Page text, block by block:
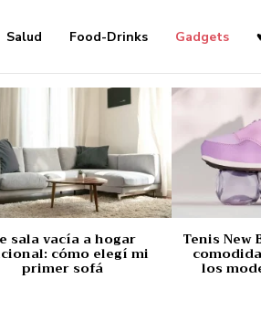
Salud Food-Drinks Gadgets
sala vacía a hogar
cómo elegí mi
primer sofá
Tenis New
los